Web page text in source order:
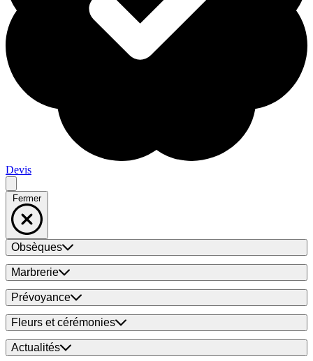
Devis
Fermer
Obsèques
Marbrerie
Prévoyance
Fleurs et cérémonies
Actualités